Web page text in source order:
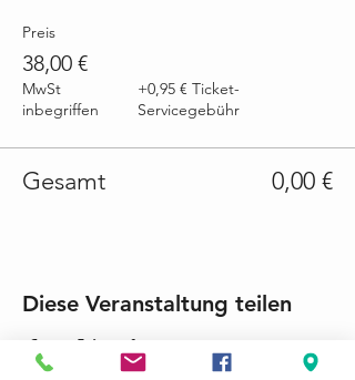
Preis
38,00 €
MwSt
inbegriffen
+0,95 € Ticket-
Servicegebühr
Gesamt 0,00 €
Diese Veranstaltung teilen